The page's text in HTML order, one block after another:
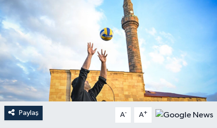
Paylaş A- A+
Artvin Müftülüğü
Aydın Müftülüğü
Balıkesir Müftülüğü
Bartın Müftülüğü
Batman Müftülüğü
Kurban
Mukabele
Peygamberimizin Hayatı
Ramazan
Sahabeler
DİYANET AKADEMİ
DİYANET GENÇLİK
DİYANET RADYO/TV
DEPREM
Dünya